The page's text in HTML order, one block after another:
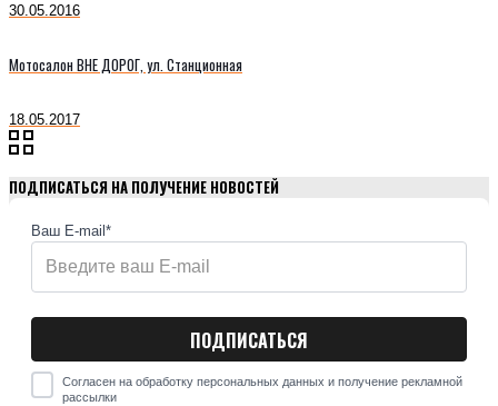
30.05.2016
Мотосалон ВНЕ ДОРОГ, ул. Станционная
18.05.2017
ПОДПИСАТЬСЯ НА ПОЛУЧЕНИЕ НОВОСТЕЙ
Ваш E-mail*
Согласен на обработку персональных данных и получение рекламной
рассылки